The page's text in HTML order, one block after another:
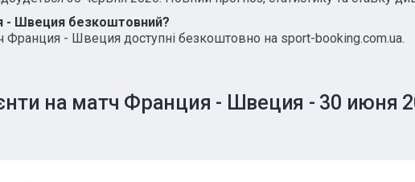
- Швеция безкоштовний?
Франция - Швеция доступні безкоштовно на sport-booking.com.ua.
на матч Франция - Швеция - 30 июня